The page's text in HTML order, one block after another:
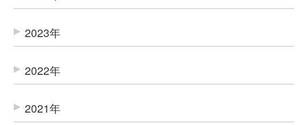
2023年
2022年
2021年